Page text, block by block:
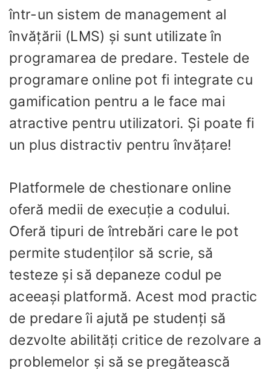
într-un sistem de management al
învățării (LMS) și sunt utilizate în
programarea de predare. Testele de
programare online pot fi integrate cu
gamification pentru a le face mai
atractive pentru utilizatori. Și poate fi
un plus distractiv pentru învățare!
Platformele de chestionare online
oferă medii de execuție a codului.
Oferă tipuri de întrebări care le pot
permite studenților să scrie, să
testeze și să depaneze codul pe
aceeași platformă. Acest mod practic
de predare îi ajută pe studenți să
dezvolte abilități critice de rezolvare a
problemelor și să se pregătească